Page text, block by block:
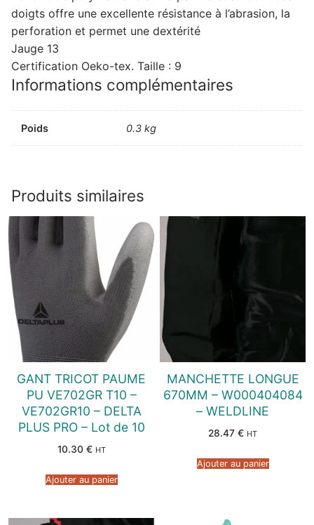
doigts offre une excellente résistance à l’abrasion, la
perforation et permet une dextérité
Jauge 13
Certification Oeko-tex. Taille : 9
Informations complémentaires
Poids 0.3 kg
Produits similaires
GANT TRICOT PAUME
PU VE702GR T10 –
VE702GR10 – DELTA
PLUS PRO – Lot de 10
10.30 € HT
Ajouter au panier
MANCHETTE LONGUE
670MM – W000404084
– WELDLINE
28.47 € HT
Ajouter au panier